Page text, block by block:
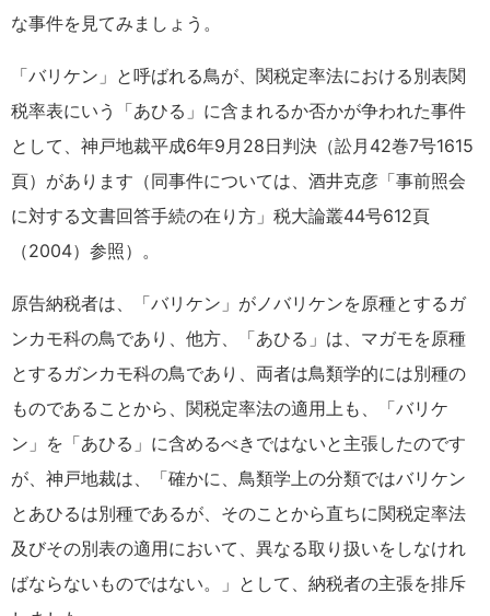
な事件を見てみましょう。
「バリケン」と呼ばれる鳥が、関税定率法における別表関
税率表にいう「あひる」に含まれるか否かが争われた事件
として、神戸地裁平成6年9月28日判決（訟月42巻7号1615
頁）があります（同事件については、酒井克彦「事前照会
に対する文書回答手続の在り方」 税大論叢44号612頁
（2004）参照）。
原告納税者は、「バリケン」がノバリケンを原種とするガ
ンカモ科の鳥であり、他方、「あひる」は、マガモを原種
とするガンカモ科の鳥であり、両者は鳥類学的には別種の
ものであることから、関税定率法の適用上も、「バリケ
ン」を「あひる」に含めるべきではないと主張したのです
が、神戸地裁は、「確かに、鳥類学上の分類ではバリケン
とあひるは別種であるが、そのことから直ちに関税定率法
及びその別表の適用において、異なる取り扱いをしなけれ
ばならないものではない。」として、納税者の主張を排斥